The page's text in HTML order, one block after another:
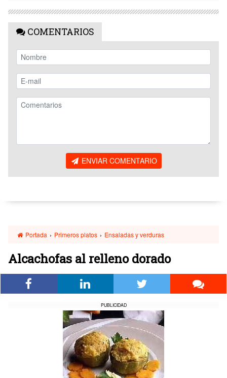
COMENTARIOS
ENVIAR COMENTARIO
Portada › Primeros platos › Ensaladas y verduras
Alcachofas al relleno dorado
PUBLICIDAD